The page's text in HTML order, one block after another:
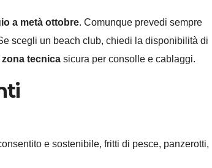
a metà ottobre. Comunque prevedi sempre
scegli un beach club, chiedi la disponibilità di
zona tecnica sicura per consolle e cablaggi.
e sostenibile, fritti di pesce, panzerotti,